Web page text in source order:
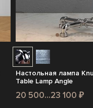
Настольная лампа
Table Lamp Angle
20 500...23 100 ₽